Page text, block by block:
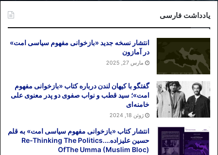
یادداشت فارسی
انتشار نسخه جدید «بازخوانی مفهوم سیاسی امت»
در آمازون
مارس 27, 2025
گفتگو با کیهان لندن درباره کتاب «بازخوانی مفهوم
امت»؛ سید قطب و نواب صفوی دو پدر معنوی علی
خامنه‌ای
ژوئن 18, 2024
انتشار کتاب «بازخوانی مفهوم سیاسی امت» به قلم
حسین علیزاده….Re-Thinking The Politics
OfThe Umma (Muslim Bloc)